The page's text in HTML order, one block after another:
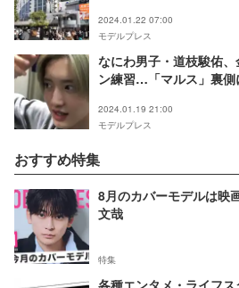
2024.01.22 07:00
モデルプレス
なにわ男子・道枝駿佑
ン練習…「マルス」裏側
2024.01.19 21:00
モデルプレス
おすすめ特集
8月のカバーモデルは映
文哉
特集